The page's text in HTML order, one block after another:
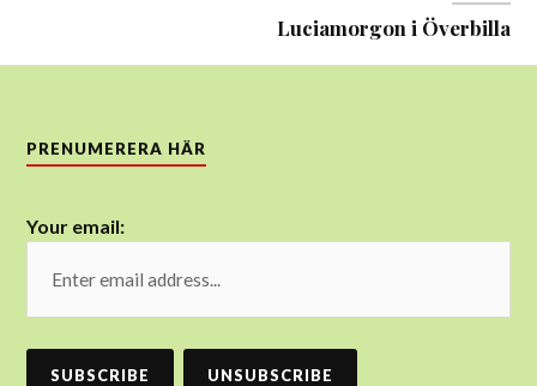
Luciamorgon i Överbilla
PRENUMERERA HÄR
Your email: